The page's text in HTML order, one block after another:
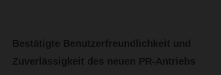
Bestätigte Benutzerfreundlichkeit und
Zuverlässigkeit des neuen PR-Antriebs